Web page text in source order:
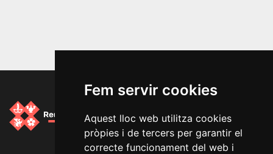
Fem servir cookies
Aquest lloc web utilitza cookies
pròpies i de tercers per garantir el
correcte funcionament del web i
Segueix-nos a les xarxes socials